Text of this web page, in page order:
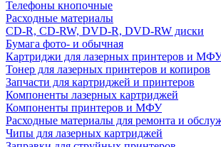
Телефоны кнопочные
Расходные материалы
CD-R, CD-RW, DVD-R, DVD-RW диски
Бумага фото- и обычная
Картриджи для лазерных принтеров и
Тонер для лазерных принтеров и копиров
Запчасти для картриджей и принтеров
Компоненты лазерных картриджей
Компоненты принтеров и МФУ
Расходные материалы для ремонта и
Чипы для лазерных картриджей